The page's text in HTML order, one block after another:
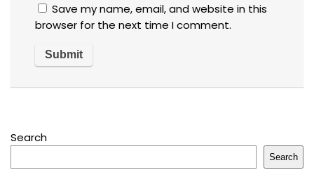
Save my name, email, and website in this
browser for the next time I comment.
Search
Search